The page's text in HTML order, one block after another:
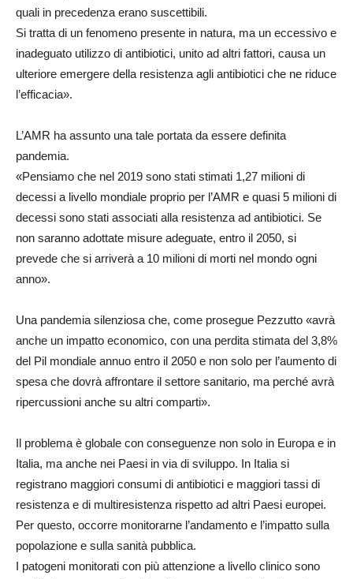
quali in precedenza erano suscettibili.
Si tratta di un fenomeno presente in natura, ma un eccessivo e
inadeguato utilizzo di antibiotici, unito ad altri fattori, causa un
ulteriore emergere della resistenza agli antibiotici che ne riduce
l’efficacia».
L’AMR ha assunto una tale portata da essere definita
pandemia.
«Pensiamo che nel 2019 sono stati stimati 1,27 milioni di
decessi a livello mondiale proprio per l’AMR e quasi 5 milioni di
decessi sono stati associati alla resistenza ad antibiotici. Se
non saranno adottate misure adeguate, entro il 2050, si
prevede che si arriverà a 10 milioni di morti nel mondo ogni
anno».
Una pandemia silenziosa che, come prosegue Pezzutto «avrà
anche un impatto economico, con una perdita stimata del 3,8%
del Pil mondiale annuo entro il 2050 e non solo per l’aumento di
spesa che dovrà affrontare il settore sanitario, ma perché avrà
ripercussioni anche su altri comparti».
Il problema è globale con conseguenze non solo in Europa e in
Italia, ma anche nei Paesi in via di sviluppo. In Italia si
registrano maggiori consumi di antibiotici e maggiori tassi di
resistenza e di multiresistenza rispetto ad altri Paesi europei.
Per questo, occorre monitorarne l’andamento e l’impatto sulla
popolazione e sulla sanità pubblica.
I patogeni monitorati con più attenzione a livello clinico sono